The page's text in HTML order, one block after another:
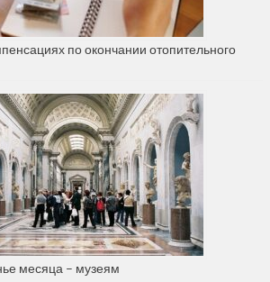
по окончании отопительного
месяца – музеям